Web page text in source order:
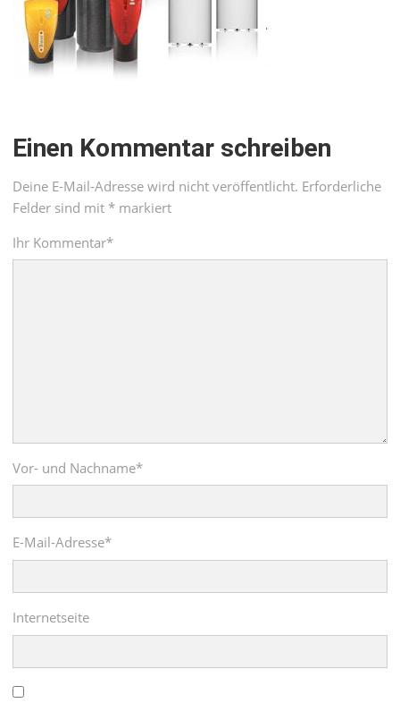
Einen Kommentar schreiben
Deine E-Mail-Adresse wird nicht veröffentlicht. Erforderliche
Felder sind mit * markiert
Ihr Kommentar*
Vor- und Nachname*
E-Mail-Adresse*
Internetseite